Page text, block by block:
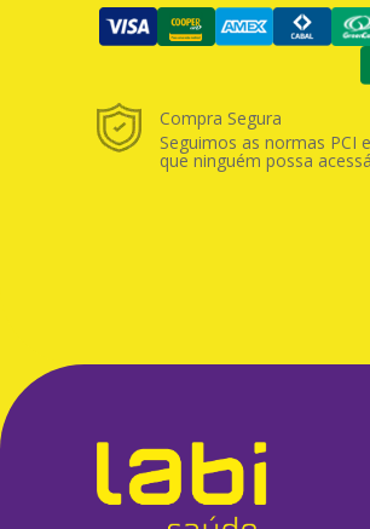
Compra Segura
Seguimos as normas PCI
que ninguém possa